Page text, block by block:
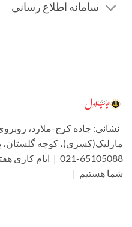
سامانه اطلاع رسانی
نشانی: جاده کرج-ملارد، روبروی
شما هستیم |